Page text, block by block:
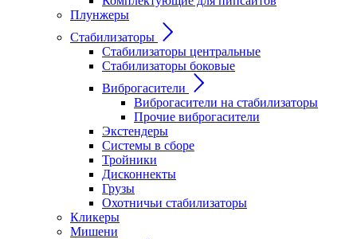
Плунжеры
Стабилизаторы
Стабилизаторы центральные
Стабилизаторы боковые
Виброгасители
Виброгасители на стабилизаторы
Прочие виброгасители
Экстендеры
Системы в сборе
Тройники
Дисконнекты
Грузы
Охотничьи стабилизаторы
Кликеры
Мишени